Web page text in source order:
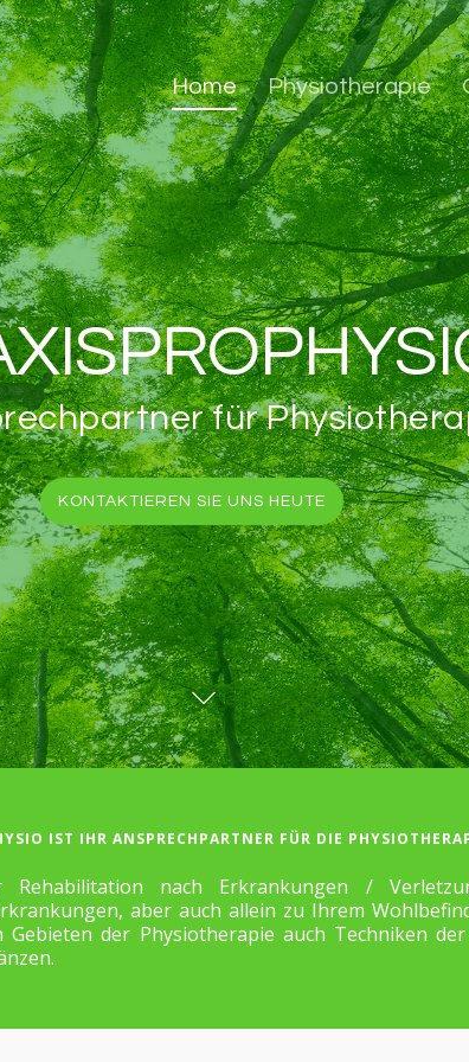
Home Physiotherapie
für
KONTAKTIEREN SIE UNS HEUTE
IST IHR ANSPRECHPARTNER FÜR DIE
nach Erkrankungen /
aber auch allein zu Ihrem
Gebieten der Physiotherapie auch Techniken